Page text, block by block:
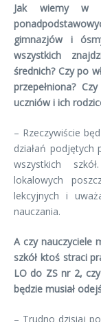
Jak wiemy w
gimnazjów i
wszystkich
średnich? Czy po
przepełniona?
uczniów i ich
– Rzeczywiście
działań podjętych
wszystkich
lokalowych
lekcyjnych i
nauczania.
A czy nauczyciele
szkół ktoś straci
LO do ZS nr 2,
będzie musiał
– Trudno dzisiaj